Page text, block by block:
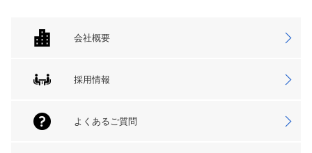
会社概要
採用情報
よくあるご質問